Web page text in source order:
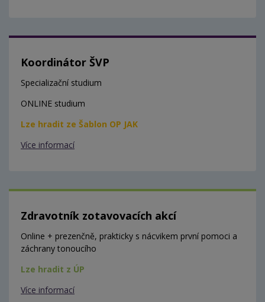
Koordinátor ŠVP
Specializační studium
ONLINE studium
Lze hradit ze Šablon OP JAK
Více informací
Zdravotník zotavovacích akcí
Online + prezenčně, prakticky s nácvikem první pomoci a
záchrany tonoucího
Lze hradit z ÚP
Více informací